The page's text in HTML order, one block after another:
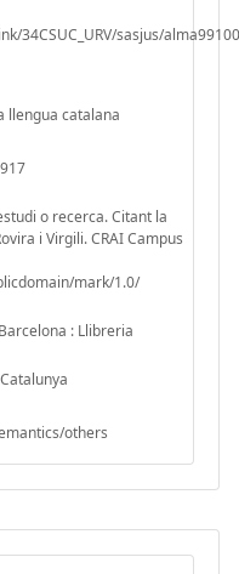
34CSUC_URV/sasjus/
llengua catalana
o recerca. Citant la
i Virgili. CRAI Campus
mark/1.0/
: Llibreria
others